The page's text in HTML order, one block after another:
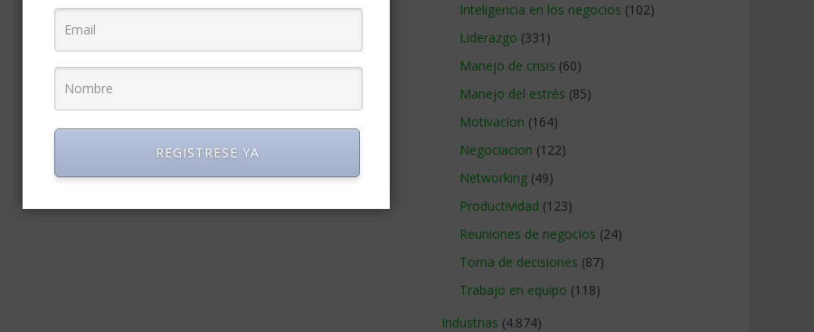
Inteligencia en los negocios (102)
Liderazgo (331)
Manejo de crisis (60)
Manejo del estrés (85)
Motivacion (164)
Negociacion (122)
Networking (49)
Productividad (123)
Reuniones de negocios (24)
Toma de decisiones (87)
Trabajo en equipo (118)
Industrias (4.874)
REGISTRESE YA